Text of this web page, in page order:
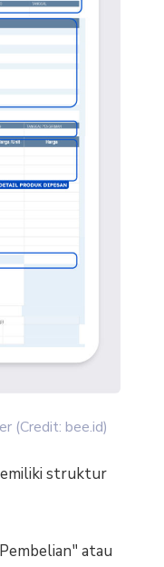
(Credit: bee.id)
struktur
atau